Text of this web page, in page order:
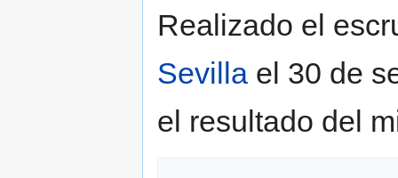
Realizado el
Sevilla el 30 de
el resultado del